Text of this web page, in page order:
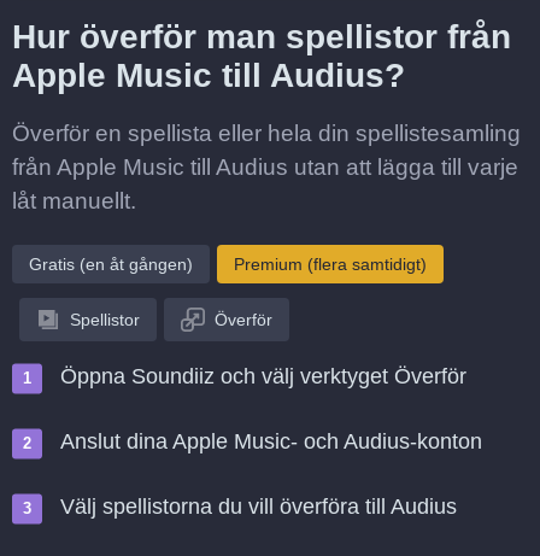
Hur överför man spellistor från
Apple Music till Audius?
Överför en spellista eller hela din spellistesamling
från Apple Music till Audius utan att lägga till varje
låt manuellt.
Gratis (en åt gången) Premium (flera samtidigt)
Spellistor Överför
Öppna Soundiiz och välj verktyget Överför
Anslut dina Apple Music- och Audius-konton
Välj spellistorna du vill överföra till Audius